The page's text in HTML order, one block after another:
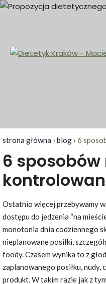
Skip
strona główna › blog › 6
6 sposobów
Ostatnio więcej przebywamy
dostępu do jedzenia “na
monotonia dnia codziennego
nieplanowane posiłki,
foody. Czasem wynika to z
zaplanowanego posiłku,
produkt. W takim razie jak z